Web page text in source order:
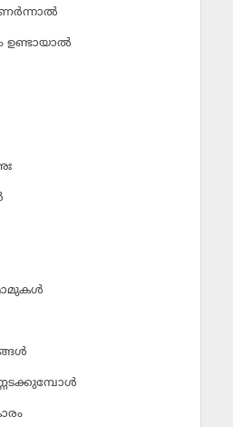
ഉണ്ടായാല്‍